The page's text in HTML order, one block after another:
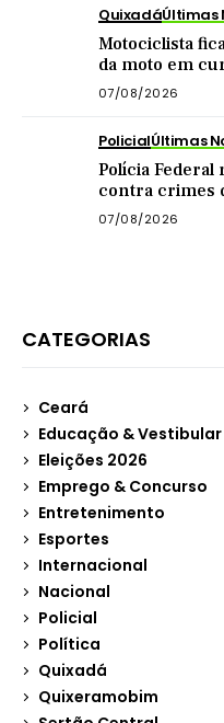
QuixadáÚltimas
Motociclista
da moto em
07/08/2026
PolicialÚltimas
Polícia Federal
contra crimes
internet
07/08/2026
CATEGORIAS
Ceará
Educação & Vestibular
Eleições 2026
Emprego & Concurso
Entretenimento
Esportes
Internacional
Nacional
Policial
Política
Quixadá
Quixeramobim